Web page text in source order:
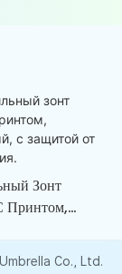
Зонт
Co., Ltd.